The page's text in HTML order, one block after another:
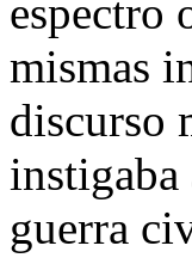
espectro
mismas
discurso
instigaba
guerra